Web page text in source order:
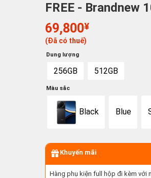
FREE - Brandnew
69,800¥
(Đã có thuế)
Dung lượng
256GB 512GB
Màu sắc
Black Blue
Khuyến mãi
Hàng phụ kiện full hộp đi kèm với